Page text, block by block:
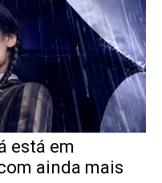
está em
ainda mais